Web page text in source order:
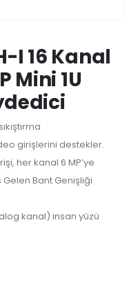
I 16 Kanal
Mini 1U
girişlerini destekler.
her kanal 6 MP’ye
Bant Genişliği
kanal) insan yüzü